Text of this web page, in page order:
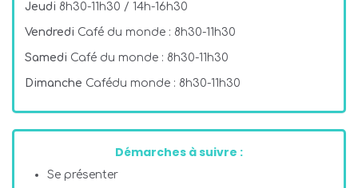
Jeudi 8h30-11h30 / 14h-16h30
Vendredi Café du monde : 8h30-11h30
Samedi Café du monde : 8h30-11h30
Dimanche Cafédu monde : 8h30-11h30
Démarches à suivre :
Se présenter